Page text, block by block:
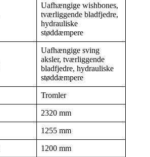
Uafhængige wishbones,
tværliggende bladfjedre,
hydrauliske
støddæmpere
Uafhængige sving
aksler, tværliggende
bladfjedre, hydrauliske
støddæmpere
Tromler
2320 mm
1255 mm
1200 mm